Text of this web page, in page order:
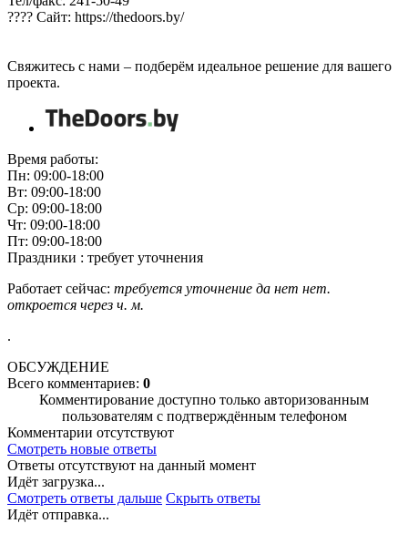
???? Сайт: https://thedoors.by/
Свяжитесь с нами – подберём идеальное решение для вашего
проекта.
Время работы:
Пн: 09:00-18:00
Вт: 09:00-18:00
Ср: 09:00-18:00
Чт: 09:00-18:00
Пт: 09:00-18:00
Праздники : требует уточнения
Работает сейчас: требуется уточнение да нет нет.
откроется через ч. м.
.
ОБСУЖДЕНИЕ
Всего комментариев: 0
Комментирование доступно только авторизованным
пользователям с подтверждённым телефоном
Комментарии отсутствуют
Смотреть новые ответы
Ответы отсутствуют на данный момент
Идёт загрузка...
Смотреть ответы дальше Скрыть ответы
Идёт отправка...